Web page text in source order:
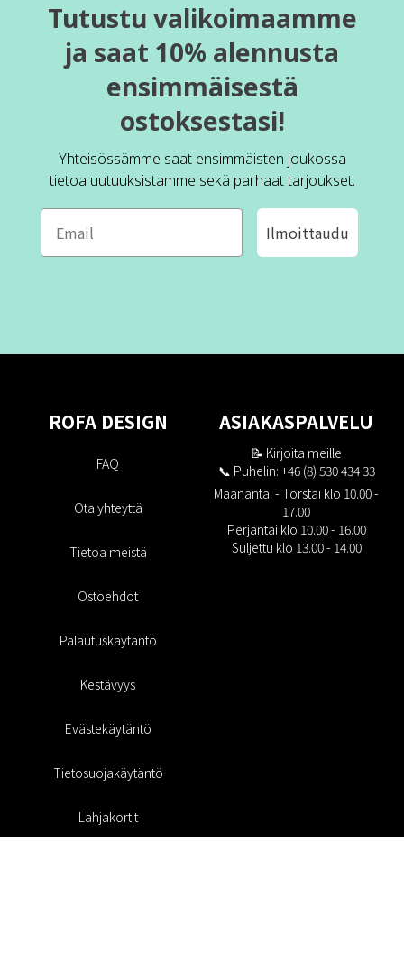
Tutustu valikoimaamme
ja saat 10% alennusta
ensimmäisestä
ostoksestasi!
Yhteisössämme saat ensimmäisten joukossa
tietoa uutuuksistamme sekä parhaat tarjoukset.
Ilmoittaudu
ROFA DESIGN
FAQ
Ota yhteyttä
Tietoa meistä
Ostoehdot
Palautuskäytäntö
Kestävyys
Evästekäytäntö
Tietosuojakäytäntö
Lahjakortit
ASIAKASPALVELU
📝 Kirjoita meille
📞 Puhelin: +46 (8) 530 434 33
Maanantai - Torstai klo 10.00 -
17.00
Perjantai klo 10.00 - 16.00
Suljettu klo 13.00 - 14.00